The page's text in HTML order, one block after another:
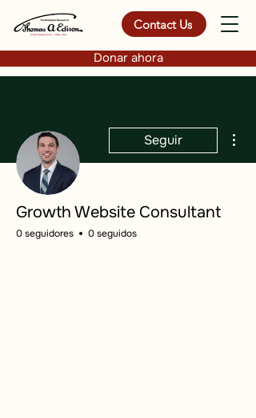
Contact Us
Donar ahora
Seguir
Growth Website Consultant
0 seguidores 0 seguidos